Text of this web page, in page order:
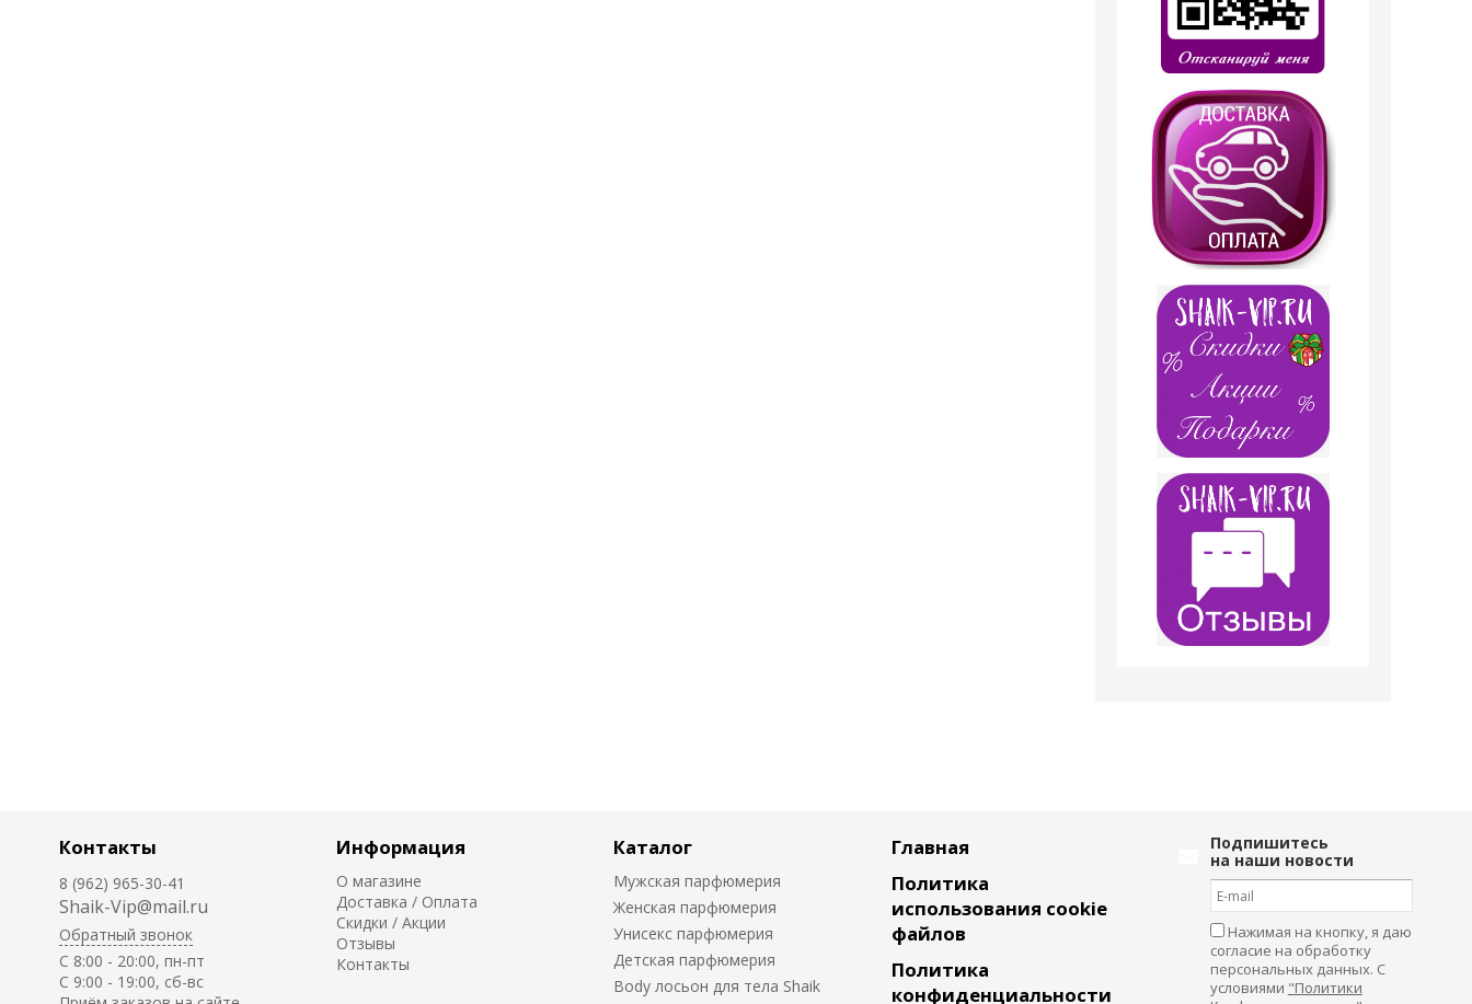
Контакты
8 (962) 965-30-41
Shaik-Vip@mail.ru
Обратный звонок
C 8:00 - 20:00, пн-пт
С 9:00 - 19:00, сб-вс
Информация
О магазине
Доставка / Оплата
Скидки / Акции
Отзывы
Контакты
Каталог
Мужская парфюмерия
Женская парфюмерия
Унисекс парфюмерия
Детская парфюмерия
Body лосьон для тела Shaik
Главная
Политика
использования cookie
файлов
Политика
конфиденциальности
Подпишитесь
на наши новости
Нажимая на кнопку, я даю
согласие на обработку
персональных данных. С
условиями "Политики